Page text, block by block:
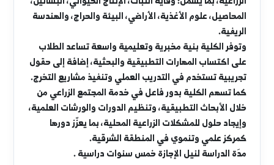
كوادر متخصصة قادرة على تطوير القطاع الزراعي في
محافظة دير الزور والمناطق المحيطة بها.
تضمّ الكلية نخبة من أعضاء هيئة التدريس والخبراء، وتقدّم
برامج بكالوريوس ودراسات عليا في مختلف التخصصات
الزراعية، بما يشمل: وقاية النبات، الإنتاج الحيواني، البساتين،
المحاصيل، علوم الأغذية، الأراضي، البيئة والحراج، والهندسة
الريفية.
وتوفر الكلية بنية مخبرية وتعليمية واسعة تساعد الطلاب
على اكتساب المهارات التطبيقية والبحثية، إضافة إلى حقول